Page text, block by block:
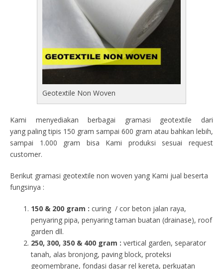
Geotextile Non Woven
Kami menyediakan berbagai gramasi geotextile dari
yang paling tipis 150 gram sampai 600 gram atau bahkan lebih,
sampai 1.000 gram bisa Kami produksi sesuai request
customer.
Berikut gramasi geotextile non woven yang Kami jual beserta
fungsinya :
150 & 200 gram : curing / cor beton jalan raya,
penyaring pipa, penyaring taman buatan (drainase), roof
garden dll.
250, 300, 350 & 400 gram : vertical garden, separator
tanah, alas bronjong, paving block, proteksi
geomembrane, fondasi dasar rel kereta, perkuatan